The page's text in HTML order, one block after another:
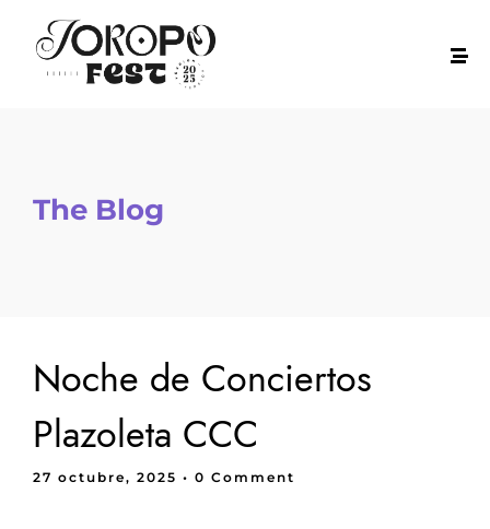
The Blog
Noche de Conciertos
Plazoleta CCC
27 octubre, 2025 • 0 Comment